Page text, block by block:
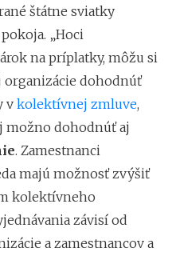
štátne sviatky
„Hoci
na príplatky, môžu si
dohodnúť
vkolektívnej zmluve,
možno dohodnúť aj
. Zamestnanci
majú možnosť zvýšiť
kolektívneho
závisí od
a zamestnancov a